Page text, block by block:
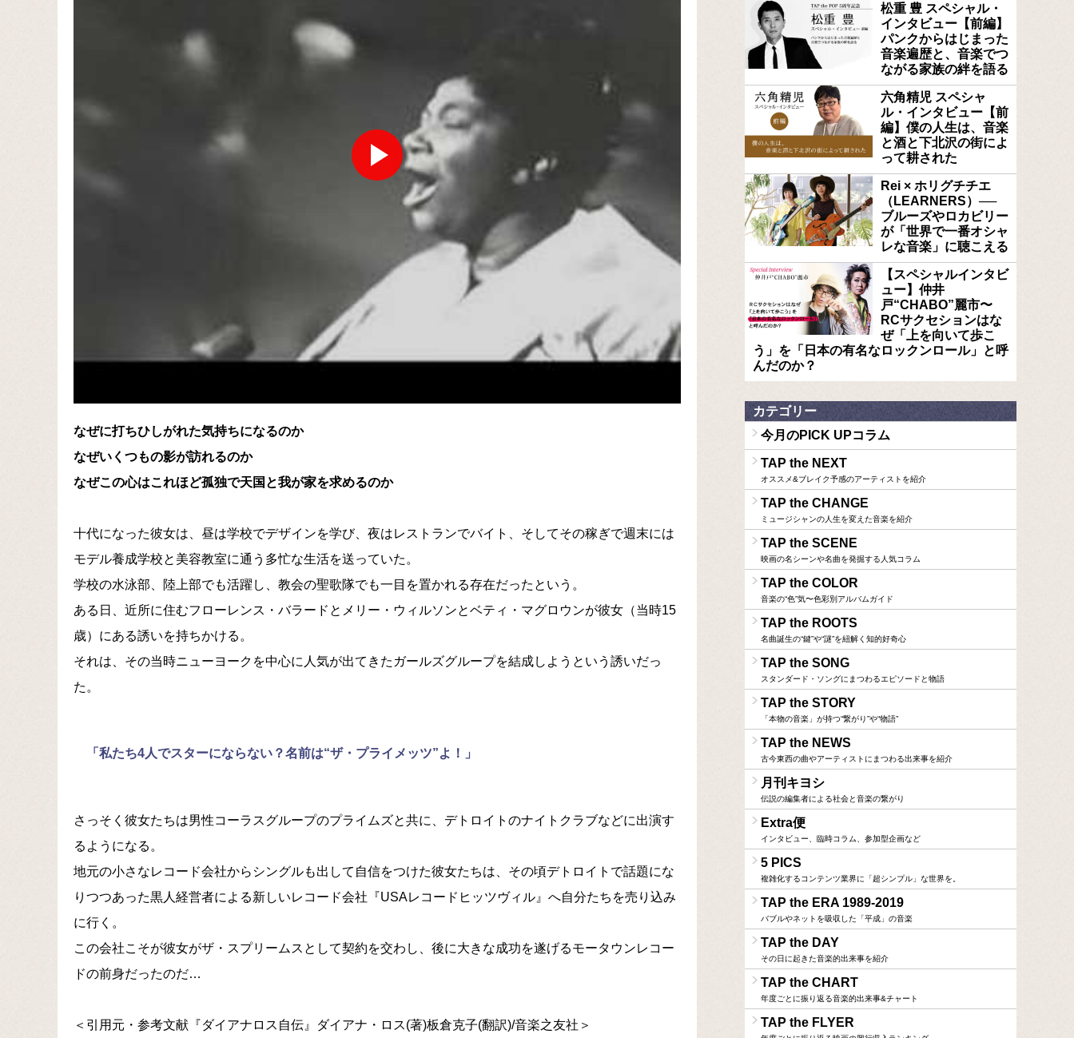
なぜに打ちひしがれた気持ちになるのか
なぜいくつもの影が訪れるのか
なぜこの心はこれほど孤独で天国と我が家を求めるのか
十代になった彼女は、昼は学校でデザインを学び、夜はレストランでバイト、そしてその稼ぎで週末には
モデル養成学校と美容教室に通う多忙な生活を送っていた。
学校の水泳部、陸上部でも活躍し、教会の聖歌隊でも一目を置かれる存在だったという。
ある日、近所に住むフローレンス・バラードとメリー・ウィルソンとベティ・マグロウンが彼女（当時15
歳）にある誘いを持ちかける。
それは、その当時ニューヨークを中心に人気が出てきたガールズグループを結成しようという誘いだっ
た。
「私たち4人でスターにならない？名前は“ザ・プライメッツ”よ！」
さっそく彼女たちは男性コーラスグループのプライムズと共に、デトロイトのナイトクラブなどに出演す
るようになる。
地元の小さなレコード会社からシングルも出して自信をつけた彼女たちは、その頃デトロイトで話題にな
りつつあった黒人経営者による新しいレコード会社『USAレコードヒッツヴィル』へ自分たちを売り込み
に行く。
この会社こそが彼女がザ・スプリームスとして契約を交わし、後に大きな成功を遂げるモータウンレコー
ドの前身だったのだ…
＜引用元・参考文献『ダイアナロス自伝』ダイアナ・ロス(著)板倉克子(翻訳)/音楽之友社＞
松重 豊 スペシャル・
インタビュー【前編】
パンクからはじまった
音楽遍歴と、音楽でつ
ながる家族の絆を語る
六角精児 スペシャ
ル・インタビュー【前
編】僕の人生は、音楽
と酒と下北沢の街によ
って耕された
Rei × ホリグチチエ
（LEARNERS）──
ブルーズやロカビリー
が「世界で一番オシャ
レな音楽」に聴こえる
【スペシャルインタビ
ュー】仲井
戸“CHABO”麗市〜
RCサクセションはな
ぜ「上を向いて歩こ
う」を「日本の有名なロックンロール」と呼
んだのか？
カテゴリー
今月のPICK UPコラム
TAP the NEXT
オススメ&ブレイク予感のアーティストを紹介
TAP the CHANGE
ミュージシャンの人生を変えた音楽を紹介
TAP the SCENE
映画の名シーンや名曲を発掘する人気コラム
TAP the COLOR
音楽の“色”気〜色彩別アルバムガイド
TAP the ROOTS
名曲誕生の“鍵”や“謎”を紐解く知的好奇心
TAP the SONG
スタンダード・ソングにまつわるエピソードと物語
TAP the STORY
「本物の音楽」が持つ“繋がり”や“物語”
TAP the NEWS
古今東西の曲やアーティストにまつわる出来事を紹介
月刊キヨシ
伝説の編集者による社会と音楽の繋がり
Extra便
インタビュー、臨時コラム、参加型企画など
5 PICS
複雑化するコンテンツ業界に「超シンプル」な世界を。
TAP the ERA 1989-2019
バブルやネットを吸収した「平成」の音楽
TAP the DAY
その日に起きた音楽的出来事を紹介
TAP the CHART
年度ごとに振り返る音楽的出来事&チャート
TAP the FLYER